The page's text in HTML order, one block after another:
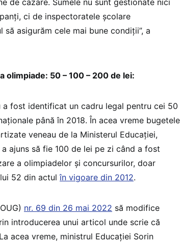
de cazare. Sumele nu sunt gestionate nici
ci de inspectoratele școlare
să asigurăm cele mai bune condiții”, a
olimpiade: 50 – 100 – 200 de lei:
fost identificat un cadru legal pentru cei 50
până în 2018. În acea vreme bugetele
veneau de la Ministerul Educației,
ajuns să fie 100 de lei pe zi când a fost
a olimpiadelor și concursurilor, doar
52 din actulîn vigoare din 2012.
nr. 69 din 26 mai 2022 să modifice
introducerea unui articol unde scrie că
acea vreme, ministrul Educației Sorin